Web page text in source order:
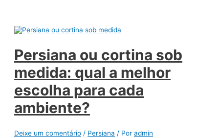
parede,
adesivo
e
cortina
sob
medida
em
um
projeto
harmonioso
Persiana ou cortina sob
medida: qual a melhor
escolha para cada
ambiente?
Deixe um comentário / Persiana / Poradmin